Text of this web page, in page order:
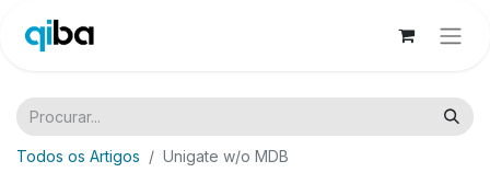
Todos os Artigos Unigate w/o MDB